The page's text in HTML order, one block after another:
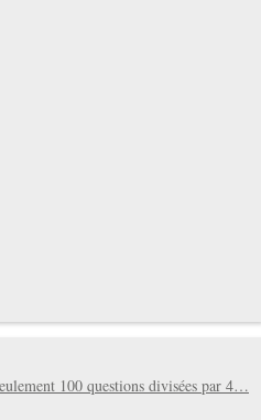
100 questions divisées par 4…